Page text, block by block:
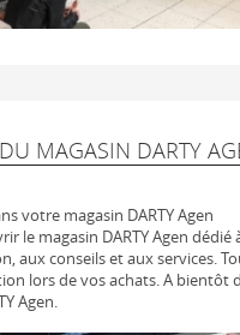
MAGASIN DARTY
votre magasin DARTY Agen
le magasin DARTY Agen dédié
aux conseils et aux services.
lors de vos achats. A bientôt
Agen.